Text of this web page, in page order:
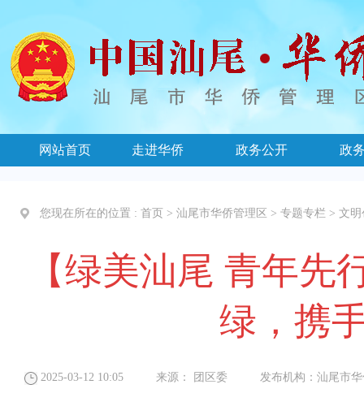
网站首页 走进华侨 政务公开 政
您现在所在的位置 : 首页 > 汕尾市华侨管理区 > 专题专栏 > 文明
【绿美汕尾 青年
绿，携
2025-03-12 10:05 来源： 团区委 发布机构： 汕尾市